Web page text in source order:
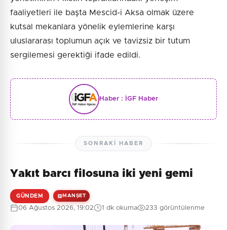
faaliyetleri ile başta Mescid-i Aksa olmak üzere
kutsal mekanlara yönelik eylemlerine karşı
uluslararası toplumun açık ve tavizsiz bir tutum
sergilemesi gerektiği ifade edildi.
Haber : İGF Haber
SONRAKI HABER
Yakıt barcı filosuna iki yeni gemi
GÜNDEM MANŞET
06 Ağustos 2026, 19:02 1 dk okuma 233 görüntülenme